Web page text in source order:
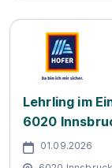
Lehrling im
6020
01.09.2026